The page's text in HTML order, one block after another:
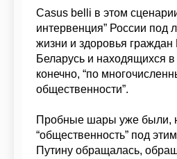
Casus belli в этом
интервенция” России под
жизни и здоровья граждан
Беларусь и находящихся
конечно, “по
общественности”.
Пробные шары уже были,
“общественность” под
Путину обращалась,